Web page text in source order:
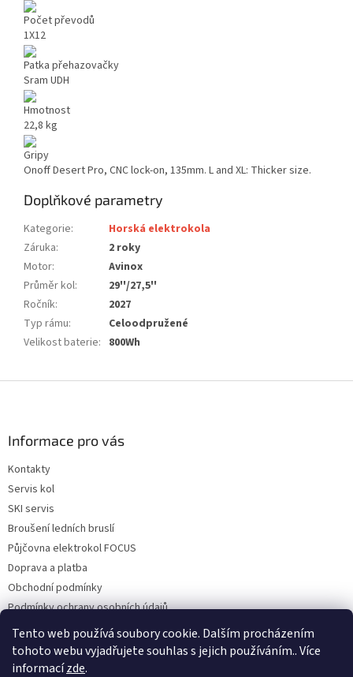
Tento web používá soubory cookie. Dalším procházením
tohoto webu vyjadřujete souhlas s jejich používáním.. Více
informacízde.
Počet převodů
1X12
Patka přehazovačky
Sram UDH
Hmotnost
22,8 kg
Gripy
Onoff Desert Pro, CNC lock-on, 135mm. L and XL: Thicker size.
Doplňkové parametry
Kategorie:
Horská elektrokola
Záruka:
2 roky
Motor:
Avinox
Průměr kol:
29''/27,5''
Ročník:
2027
Typ rámu:
Celoodpružené
Velikost baterie: 800Wh
Informace pro vás
Kontakty
Servis kol
SKI servis
Broušení ledních bruslí
Půjčovna elektrokol FOCUS
Doprava a platba
Obchodní podmínky
Podmínky ochrany osobních údajů
Reklamace a vrácení zboží